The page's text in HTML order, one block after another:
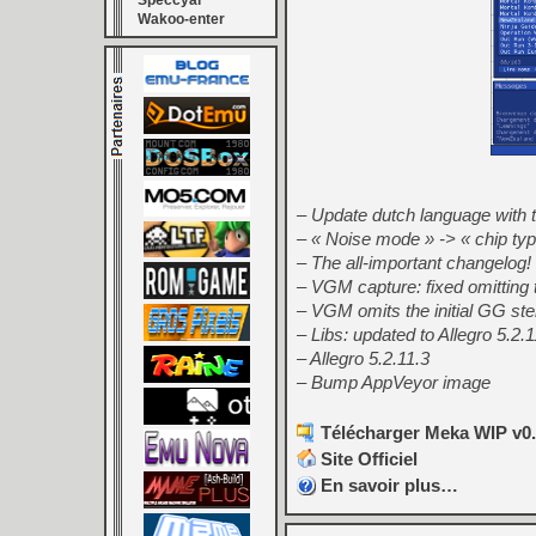
Wakoo-enter
– Update dutch language with
– « Noise mode » -> « chip
– The all-important changelog!
– VGM capture: fixed omitting
– VGM omits the initial GG
– Libs: updated to Allegro
– Allegro 5.2.11.3
– Bump AppVeyor image
Télécharger Meka WIP
Site Officiel
En savoir plus…